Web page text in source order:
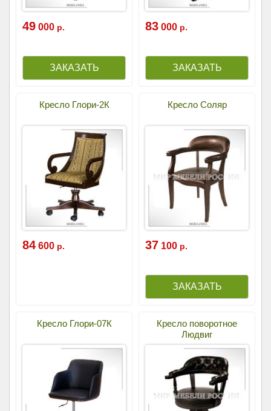
49 000 р. 83 000 р.
Кресло Глори-2К
84 600 р.
Кресло Соляр
37 100 р.
Кресло Глори-07К
Кресло поворотное
Людвиг